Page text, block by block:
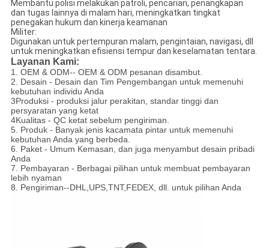
Membantu polisi melakukan patroli, pencarian, penangkapan
dan tugas lainnya di malam hari, meningkatkan tingkat
penegakan hukum dan kinerja keamanan
Militer:
Digunakan untuk pertempuran malam, pengintaian, navigasi, dll
untuk meningkatkan efisiensi tempur dan keselamatan tentara.
Layanan Kami:
1. OEM & ODM-- OEM & ODM pesanan disambut.
2. Desain - Desain dan Tim Pengembangan untuk memenuhi
kebutuhan individu Anda
3Produksi - produksi jalur perakitan, standar tinggi dan
persyaratan yang ketat
4Kualitas - QC ketat sebelum pengiriman.
5. Produk - Banyak jenis kacamata pintar untuk memenuhi
kebutuhan Anda yang berbeda.
6. Paket - Umum Kemasan, dan juga menyambut desain pribadi
Anda
7. Pembayaran - Berbagai pilihan untuk membuat pembayaran
lebih nyaman
8. Pengiriman--DHL,UPS,TNT,FEDEX, dll. untuk pilihan Anda